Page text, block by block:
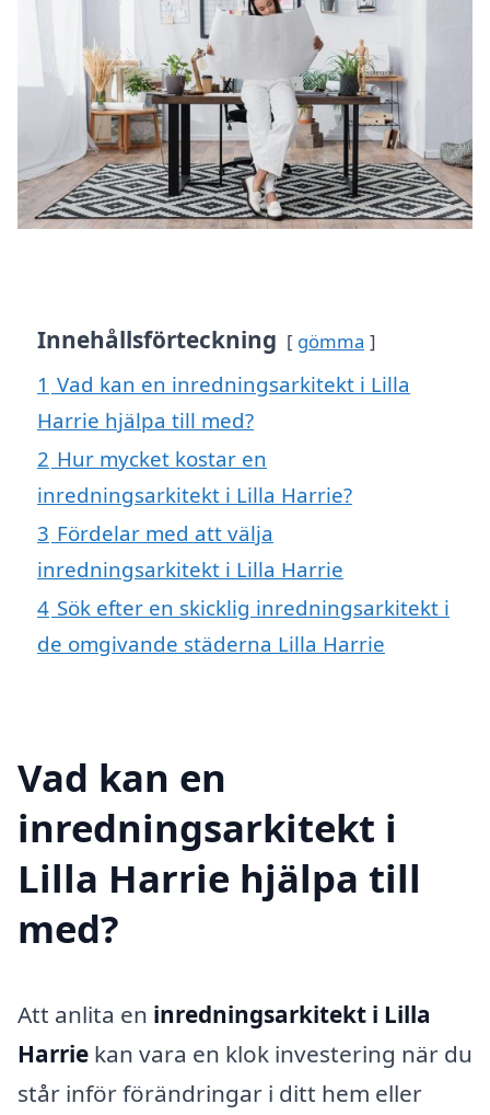
Innehållsförteckning gömma
1 Vad kan en inredningsarkitekt i Lilla
Harrie hjälpa till med?
2 Hur mycket kostar en
inredningsarkitekt i Lilla Harrie?
3 Fördelar med att välja
inredningsarkitekt i Lilla Harrie
4 Sök efter en skicklig inredningsarkitekt i
de omgivande städerna Lilla Harrie
Vad kan en
inredningsarkitekt i
Lilla Harrie hjälpa till
med?
Att anlita en inredningsarkitekt i Lilla
Harrie kan vara en klok investering när du
står inför förändringar i ditt hem eller